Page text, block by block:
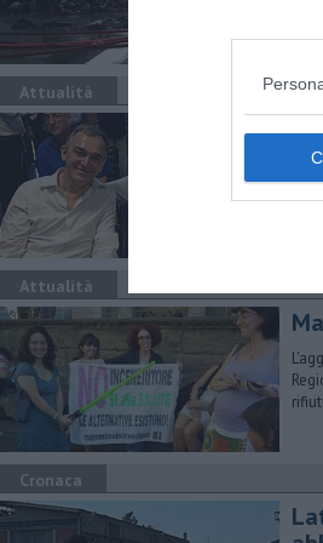
Attualità
La
Attualità
Cronaca